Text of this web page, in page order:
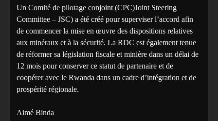
Un Comité de pilotage conjoint (CPC)Joint Steering
Committee – JSC) a été créé pour superviser l’accord afin
de commencer la mise en œuvre des dispositions relatives
aux minéraux et à la sécurité. La RDC est également tenue
de réformer sa législation fiscale et minière dans un délai de
12 mois pour conserver ce statut de partenaire et de
coopérer avec le Rwanda dans un cadre d’intégration et de
prospérité régionale.
Aimé Binda